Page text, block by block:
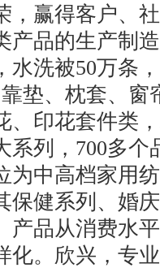
，赢得客户、
产品的生产制
水洗被50万条
垫、枕套、窗
、印花套件类
系列，700多
为中高档家用
保健系列、婚
产品从消费水
化。欣兴，专